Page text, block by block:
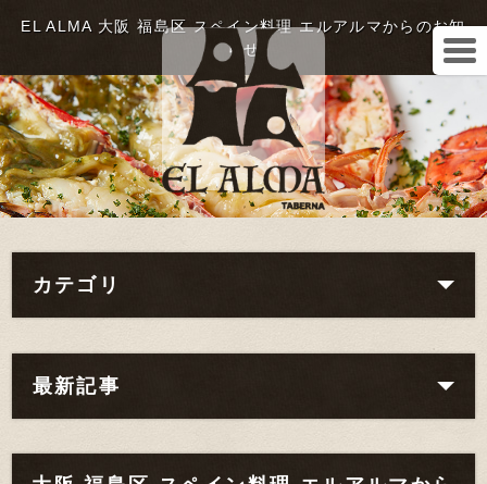
EL ALMA 大阪 福島区 スペイン料理 エルアルマからのお知
らせ
カテゴリ
最新記事